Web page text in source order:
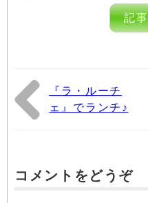
記
『ラ・ルーチ
ェ』でランチ♪
コメントをどうぞ